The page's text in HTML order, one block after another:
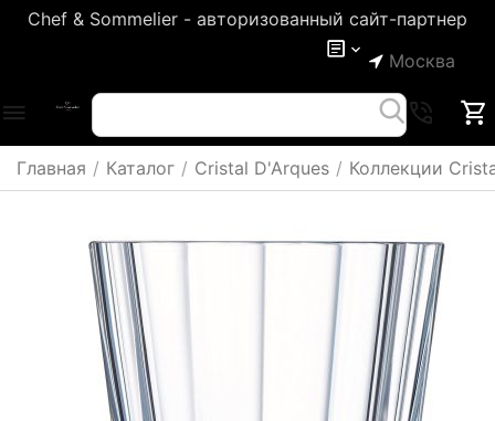
Chef & Sommelier - авторизованный сайт-партнер
Москва
Главная / Каталог / Cristal D'Arques / Коллекции